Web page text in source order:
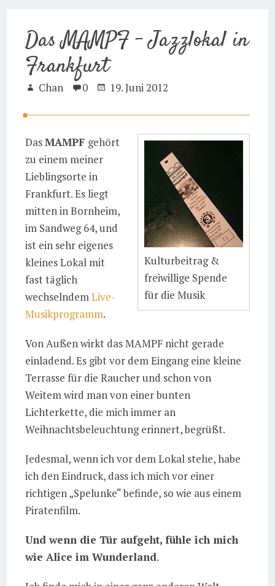
Das MAMPF – Jazzlokal in
Frankfurt
Chan 0 19. Juni 2012
Kulturbeitrag &
freiwillige Spende
für die Musik
DasMAMPF gehört
zu einem meiner
Lieblingsorte in
Frankfurt. Es liegt
mitten in Bornheim,
im Sandweg 64, und
ist ein sehr eigenes
kleines Lokal mit
fast täglich
wechselndemLive-
Musikprogramm.
Von Außen wirkt das MAMPF nicht gerade
einladend. Es gibt vor dem Eingang eine kleine
Terrasse für die Raucher und schon von
Weitem wird man von einer bunten
Lichterkette, die mich immer an
Weihnachtsbeleuchtung erinnert, begrüßt.
Jedesmal, wenn ich vor dem Lokal stehe, habe
ich den Eindruck, dass ich mich vor einer
richtigen „Spelunke“ befinde, so wie aus einem
Piratenfilm.
Und wenn die Tür aufgeht, fühle ich mich
wie Alice im Wunderland.